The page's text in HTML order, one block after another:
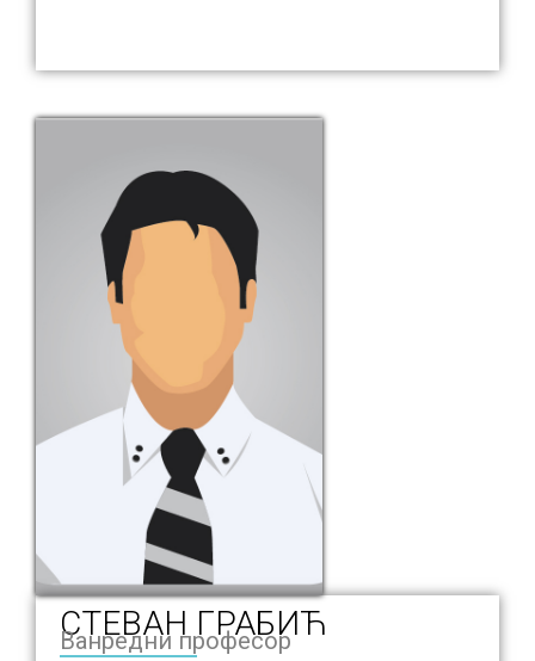
СТЕВАН ГРАБИЋ
Ванредни професор